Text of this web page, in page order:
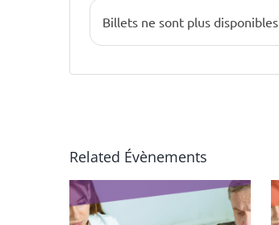
Billets ne sont plus disponibles
Related Évènements